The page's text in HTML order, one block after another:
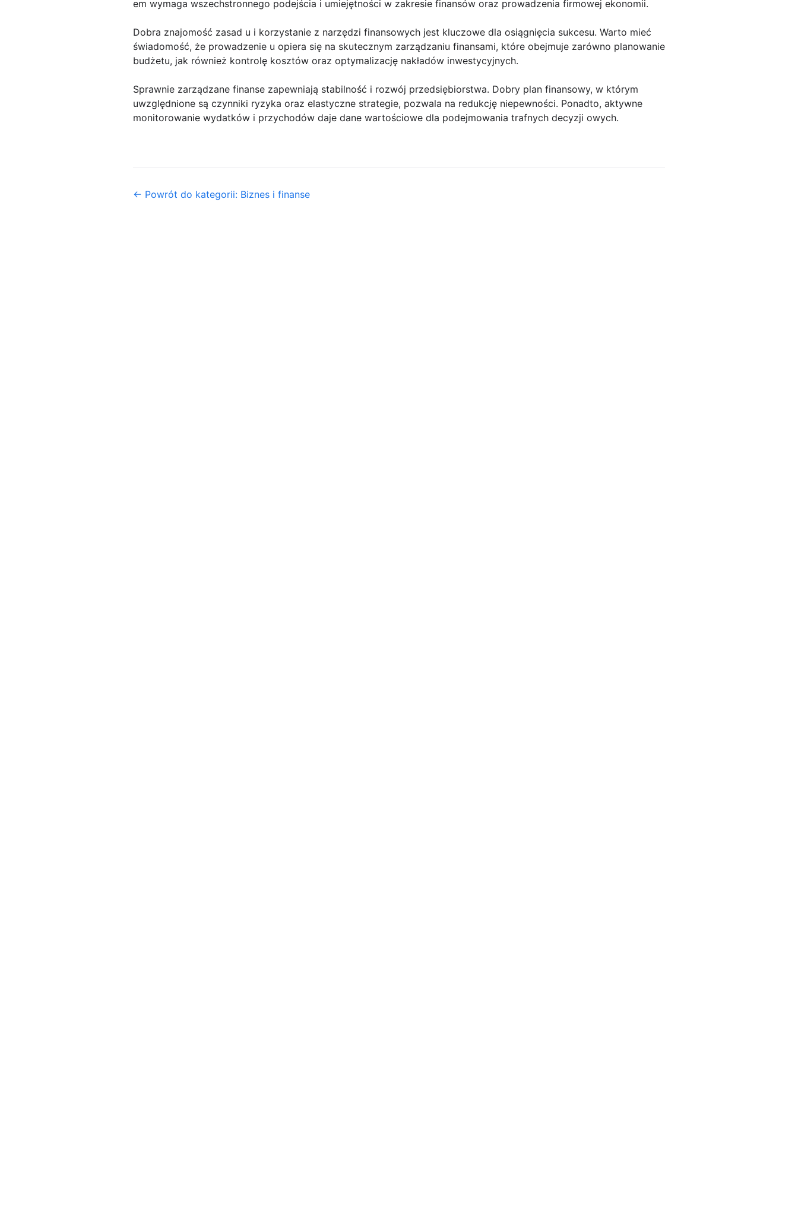
em wymaga wszechstronnego podejścia i umiejętności w zakresie finansów oraz prowadzenia firmowej ekonomii.
Dobra znajomość zasad u i korzystanie z narzędzi finansowych jest kluczowe dla osiągnięcia sukcesu. Warto mieć
świadomość, że prowadzenie u opiera się na skutecznym zarządzaniu finansami, które obejmuje zarówno planowanie
budżetu, jak również kontrolę kosztów oraz optymalizację nakładów inwestycyjnych.
Sprawnie zarządzane finanse zapewniają stabilność i rozwój przedsiębiorstwa. Dobry plan finansowy, w którym
uwzględnione są czynniki ryzyka oraz elastyczne strategie, pozwala na redukcję niepewności. Ponadto, aktywne
monitorowanie wydatków i przychodów daje dane wartościowe dla podejmowania trafnych decyzji owych.
← Powrót do kategorii: Biznes i finanse